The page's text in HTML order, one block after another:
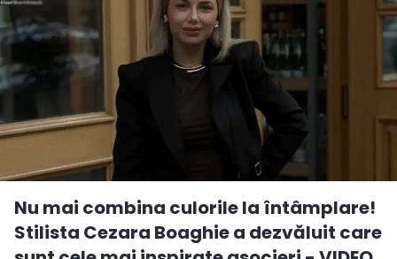
Nu mai combina culorile la întâmplare!
Stilista Cezara Boaghie a dezvăluit care